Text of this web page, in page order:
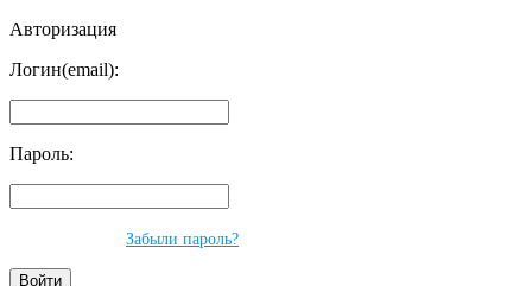
Авторизация
Логин(email):
Пароль:
Забыли пароль?